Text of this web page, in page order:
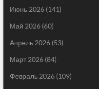
Июнь 2026(141)
Май 2026(60)
Апрель 2026(53)
Март 2026(84)
Февраль 2026(109)